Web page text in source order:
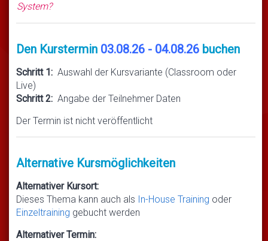
System?
Den Kurstermin 03.08.26 - 04.08.26 buchen
Schritt 1: Auswahl der Kursvariante (Classroom oder
Live)
Schritt 2: Angabe der Teilnehmer Daten
Der Termin ist nicht veröffentlicht
Alternative Kursmöglichkeiten
Alternativer Kursort:
Dieses Thema kann auch als In-House Training oder
Einzeltraining gebucht werden
Alternativer Termin: